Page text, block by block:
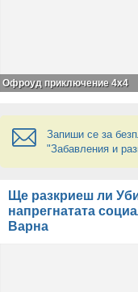
Офроуд приключение 4x4
Запиши се за
"Забавления и
Ще разкриеш ли
напрегнатата
Варна